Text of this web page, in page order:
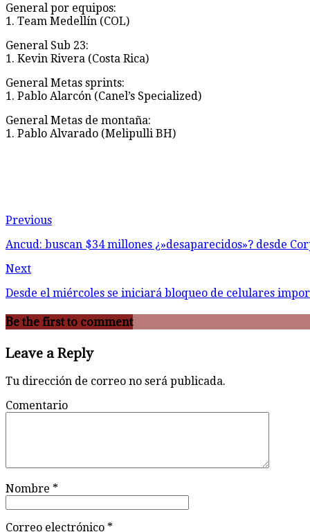
General por equipos:
1. Team Medellín (COL)
General Sub 23:
1. Kevin Rivera (Costa Rica)
General Metas sprints:
1. Pablo Alarcón (Canel’s Specialized)
General Metas de montaña:
1. Pablo Alvarado (Melipulli BH)
Previous
Ancud: buscan $34 millones ¿»desaparecidos»? desde
Next
Desde el miércoles se iniciará bloqueo de celulares
Be the first to comment
Leave a Reply
Tu dirección de correo no será publicada.
Comentario
Nombre *
Correo electrónico *